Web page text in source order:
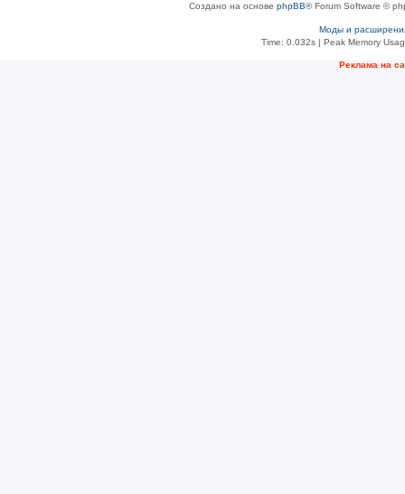
Создано на основе phpBB® Forum Software ©
Моды и
Time: 0.032s| Peak Memory
Рeклама на